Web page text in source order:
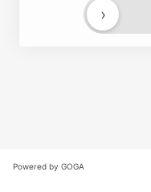
›
Powered by GOGA